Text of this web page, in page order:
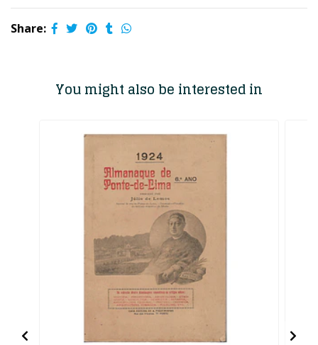
Share:
You might also be interested in